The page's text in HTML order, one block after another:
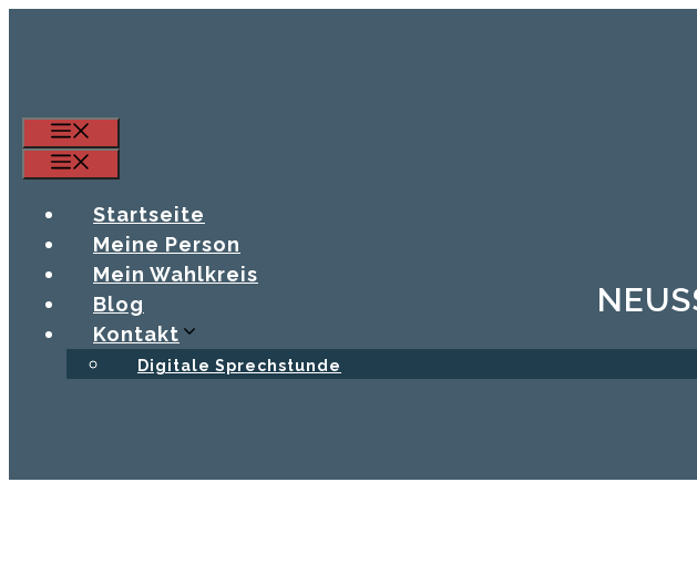
Startseite
Meine Person
Mein Wahlkreis
Blog
Kontakt
Digitale Sprechstunde